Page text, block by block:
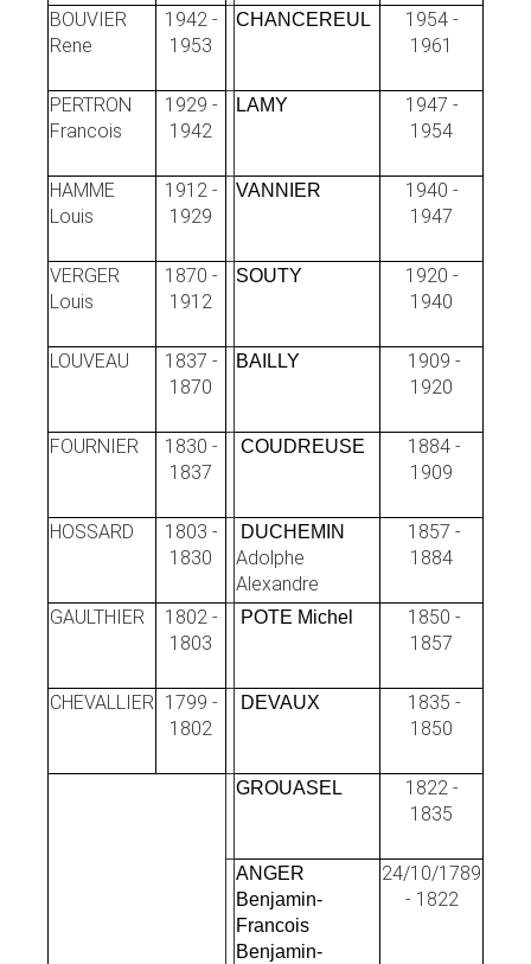
BOUVIER
Rene
1942 -
1953
CHANCEREUL
1954 -
1961
PERTRON
Francois
1929 -
1942
LAMY
1947 -
1954
HAMME
Louis
1912 -
1929
VANNIER
1940 -
1947
VERGER
Louis
1870 -
1912
SOUTY
1920 -
1940
LOUVEAU
1837 -
1870
BAILLY
1909 -
1920
FOURNIER
1830 -
1837
COUDREUSE
1884 -
1909
HOSSARD
1803 -
1830
DUCHEMIN
Adolphe
Alexandre
1857 -
1884
GAULTHIER
1802 -
1803
POTE Michel
1850 -
1857
CHEVALLIER 1799 -
1802
DEVAUX
1835 -
1850
GROUASEL
1822 -
1835
ANGER
Benjamin-
Francois
Benjamin-
24/10/1789
- 1822